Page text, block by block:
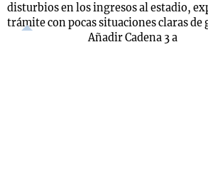
disturbios en los ingresos al estadio,
trámite con pocas situaciones claras de
Añadir Cadena 3 a